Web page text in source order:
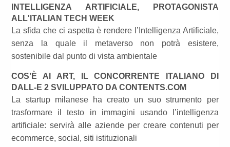
INTELLIGENZA ARTIFICIALE, PROTAGONISTA
ALL'ITALIAN TECH WEEK
La sfida che ci aspetta è rendere l’Intelligenza Artificiale,
senza la quale il metaverso non potrà esistere,
sostenibile dal punto di vista ambientale
COS’È AI ART, IL CONCORRENTE ITALIANO DI
DALL-E 2 SVILUPPATO DA CONTENTS.COM
La startup milanese ha creato un suo strumento per
trasformare il testo in immagini usando l’intelligenza
artificiale: servirà alle aziende per creare contenuti per
ecommerce, social, siti istituzionali